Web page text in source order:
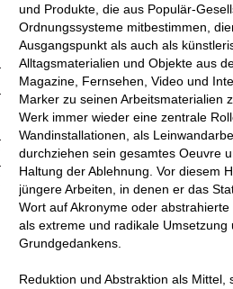
und Produkte, die aus Populär-
Ordnungssysteme mitbestimmen,
Ausgangspunkt als auch als
Alltagsmaterialien und Objekte aus
Magazine, Fernsehen, Video und
Marker zu seinen Arbeitsmaterialien
Werk immer wieder eine zentrale
Wandinstallationen, als
durchziehen sein gesamtes Oeuvre
Haltung der Ablehnung. Vor diesem
jüngere Arbeiten, in denen er das
Wort auf Akronyme oder
als extreme und radikale
Grundgedankens.
Reduktion und Abstraktion als